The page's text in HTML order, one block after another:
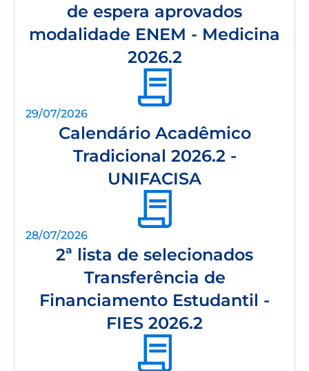
de espera aprovados
modalidade ENEM - Medicina
2026.2
29/07/2026
Calendário Acadêmico
Tradicional 2026.2 -
UNIFACISA
28/07/2026
2ª lista de selecionados
Transferência de
Financiamento Estudantil -
FIES 2026.2